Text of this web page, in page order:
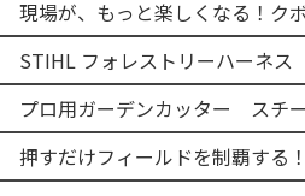
プロ用ガーデンカッター スチ